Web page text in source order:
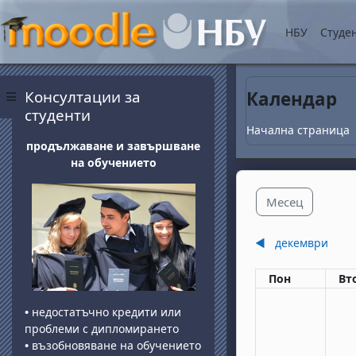
Прескочи на
Страничен панел
НБУ
Календар
Начална страница
Месец
◀︎ декември
Понеделник
Пон
Блокове
Консултации за
студенти
продължаване и завършване
на обучението
• недостатъчно кредити или
проблеми с дипломирането
• възобновяване на обучението